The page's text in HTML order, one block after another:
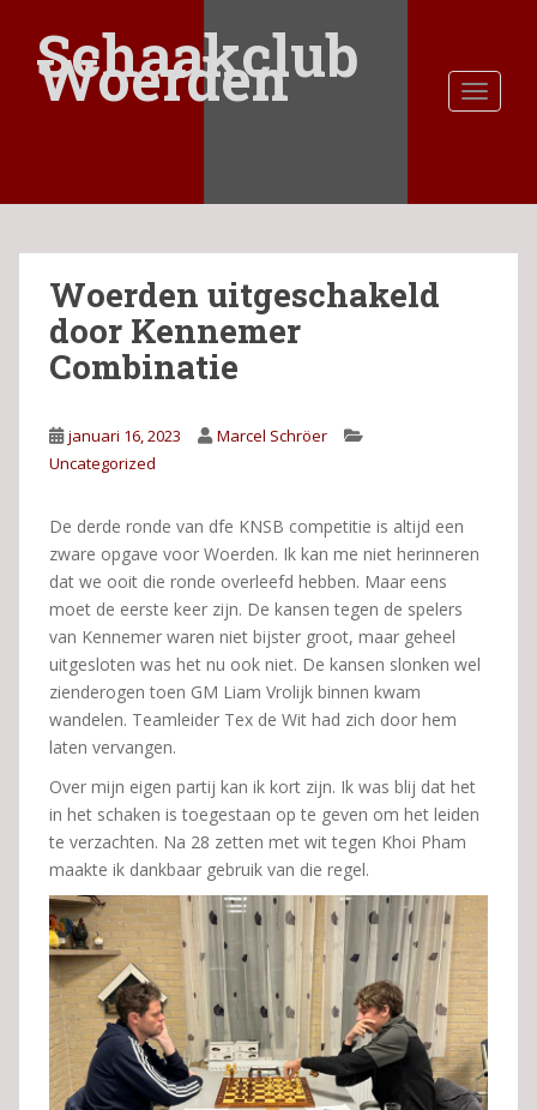
a
Schaakclub
Woerden
Woerden uitgeschakeld
door Kennemer
Combinatie
januari 16, 2023
Marcel Schröer
Uncategorized
De derde ronde van dfe KNSB competitie is altijd een
zware opgave voor Woerden. Ik kan me niet herinneren
dat we ooit die ronde overleefd hebben. Maar eens
moet de eerste keer zijn. De kansen tegen de spelers
van Kennemer waren niet bijster groot, maar geheel
uitgesloten was het nu ook niet. De kansen slonken wel
zienderogen toen GM Liam Vrolijk binnen kwam
wandelen. Teamleider Tex de Wit had zich door hem
laten vervangen.
Over mijn eigen partij kan ik kort zijn. Ik was blij dat het
in het schaken is toegestaan op te geven om het leiden
te verzachten. Na 28 zetten met wit tegen Khoi Pham
maakte ik dankbaar gebruik van die regel.